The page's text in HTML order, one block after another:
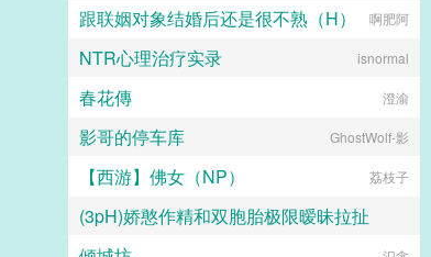
跟联姻对象结婚后还是很不熟（H） 啊肥阿
NTR心理治疗实录 isnormal
春花傳 澄渝
影哥的停车库 GhostWolf-影
【西游】佛女（NP） 荔枝子
(3pH)娇憨作精和双胞胎极限暧昧拉扯